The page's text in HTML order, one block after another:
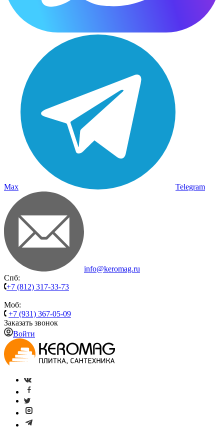
Max Telegram
info@keromag.ru
Спб:
+7 (812) 317-33-73
Моб:
+7 (931) 367-05-09
Заказать звонок
Войти